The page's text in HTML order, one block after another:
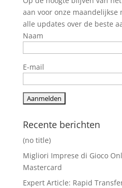
aan voor onze maandelijkse
alle updates over de beste
Naam
E-mail
Recente berichten
(no title)
Migliori Imprese di Gioco
Mastercard
Expert Article: Rapid